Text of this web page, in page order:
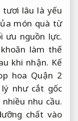
tươi lâu là yếu
món quà từ
ưu nguồn lực.
làm thế
khi nhận. Kế
hoa Quận 2
như cắt gốc
nhiều nhu cầu.
chất vào